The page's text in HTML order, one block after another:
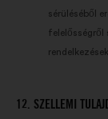
sérüléséből
felelősségről
12. SZELLEMI